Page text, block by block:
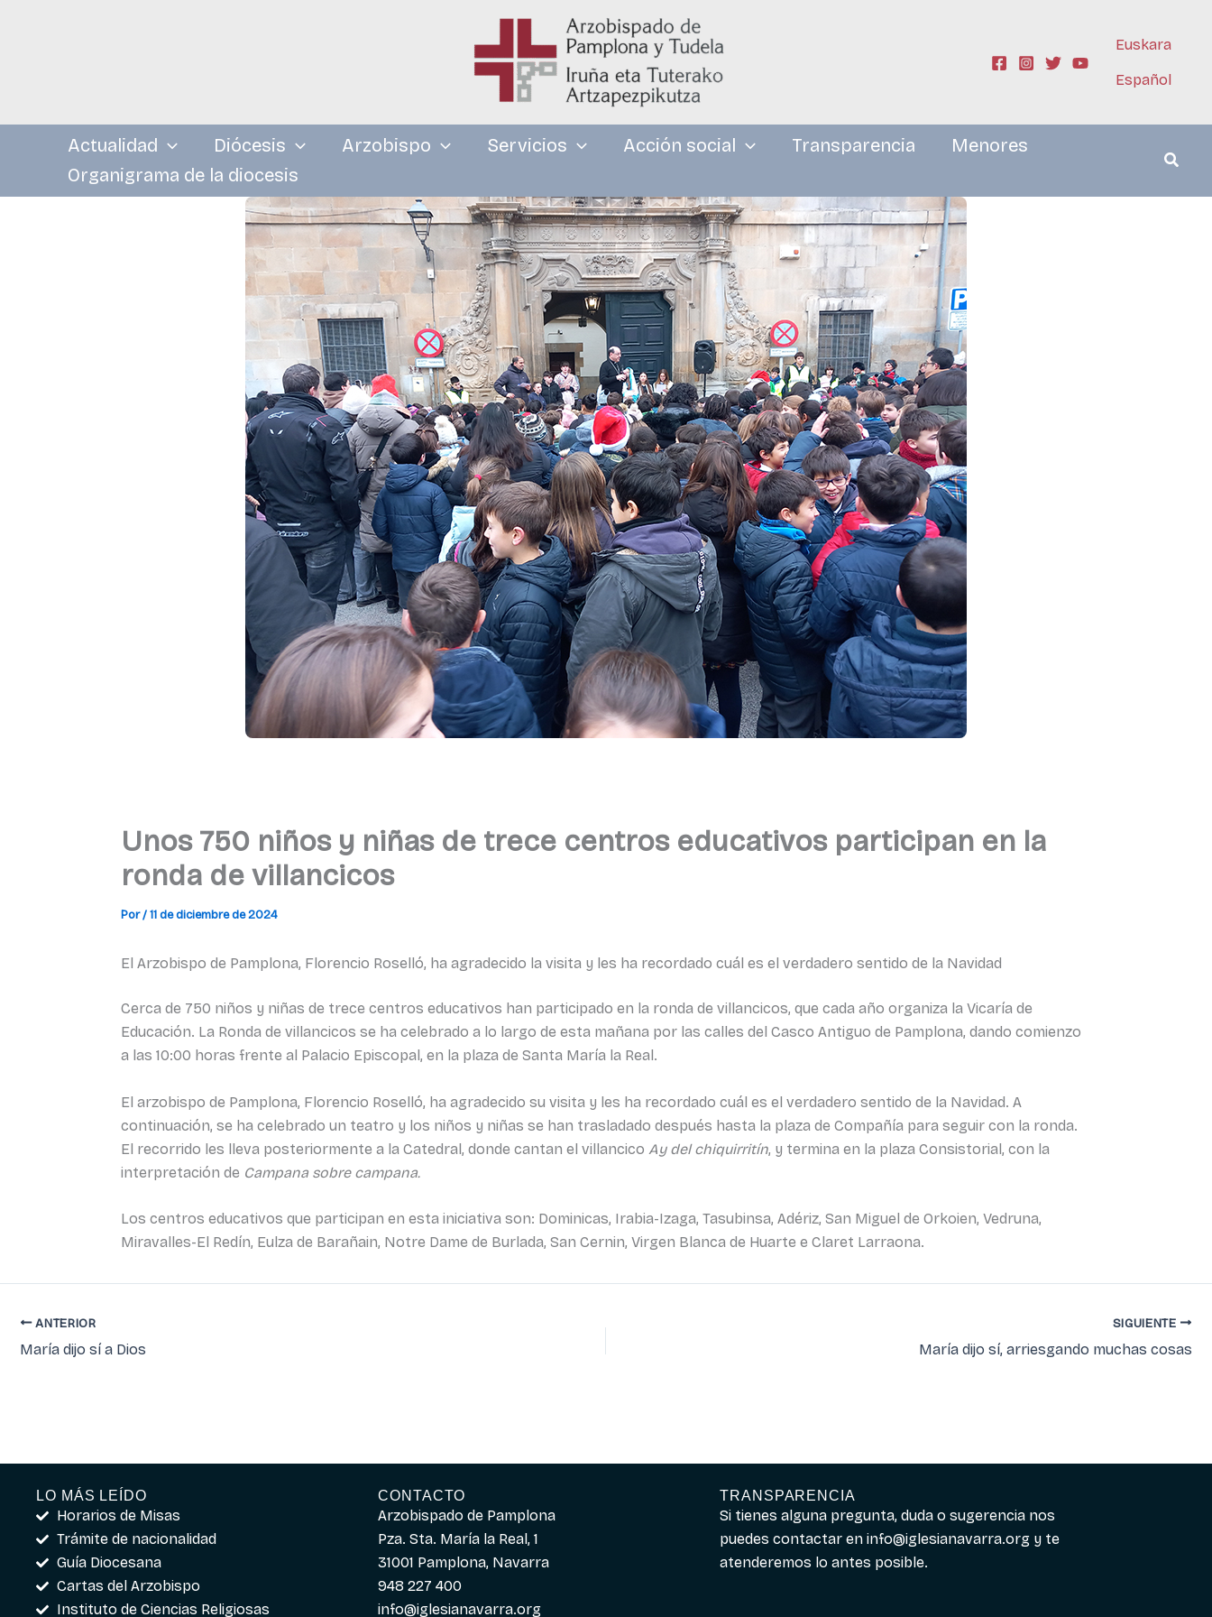
Euskara
Español
Actualidad Diócesis Arzobispo Servicios Acción social Transparencia
Menores
Organigrama de la diocesis
Unos 750 niños y niñas de trece centros educativos participan en la
ronda de villancicos
Por/11 de diciembre de 2024
El Arzobispo de Pamplona, Florencio Roselló, ha agradecido la visita y les ha recordado cuál es el verdadero sentido de la Navidad
Cerca de 750 niños y niñas de trece centros educativos han participado en la ronda de villancicos, que cada año organiza la Vicaría de
Educación. La Ronda de villancicos se ha celebrado a lo largo de esta mañana por las calles del Casco Antiguo de Pamplona, dando comienzo
a las 10:00 horas frente al Palacio Episcopal, en la plaza de Santa María la Real.
El arzobispo de Pamplona, Florencio Roselló, ha agradecido su visita y les ha recordado cuál es el verdadero sentido de la Navidad. A
continuación, se ha celebrado un teatro y los niños y niñas se han trasladado después hasta la plaza de Compañía para seguir con la ronda.
El recorrido les lleva posteriormente a la Catedral, donde cantan el villancico Ay del chiquirritín, y termina en la plaza Consistorial, con la
interpretación de Campana sobre campana.
Los centros educativos que participan en esta iniciativa son: Dominicas, Irabia-Izaga, Tasubinsa, Adériz, San Miguel de Orkoien, Vedruna,
Miravalles-El Redín, Eulza de Barañain, Notre Dame de Burlada, San Cernin, Virgen Blanca de Huarte e Claret Larraona.
ANTERIOR
María dijo sí a Dios
SIGUIENTE
María dijo sí, arriesgando muchas cosas
LO MÁS LEÍDO
Horarios de Misas
Trámite de nacionalidad
Guía Diocesana
Cartas del Arzobispo
Instituto de Ciencias Religiosas
CONTACTO
Arzobispado de Pamplona
Pza. Sta. María la Real, 1
31001 Pamplona, Navarra
948 227 400
info@iglesianavarra.org
TRANSPARENCIA
Si tienes alguna pregunta, duda o sugerencia nos
puedes contactar eninfo@iglesianavarra.org y te
atenderemos lo antes posible.